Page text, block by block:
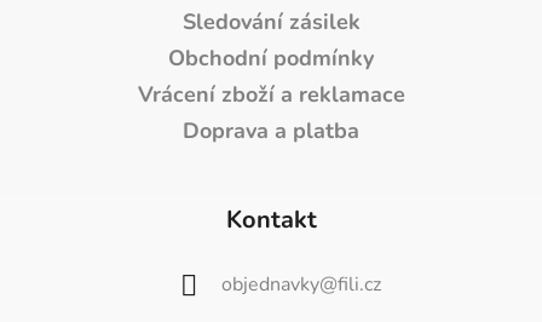
Sledování zásilek
Obchodní podmínky
Vrácení zboží a reklamace
Doprava a platba
Kontakt
objednavky@fili.cz